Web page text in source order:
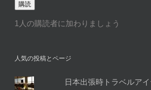
ル
ド
購読
1人の購読者に加わりましょう
人気の投稿とページ
日本出張時トラベルアイ